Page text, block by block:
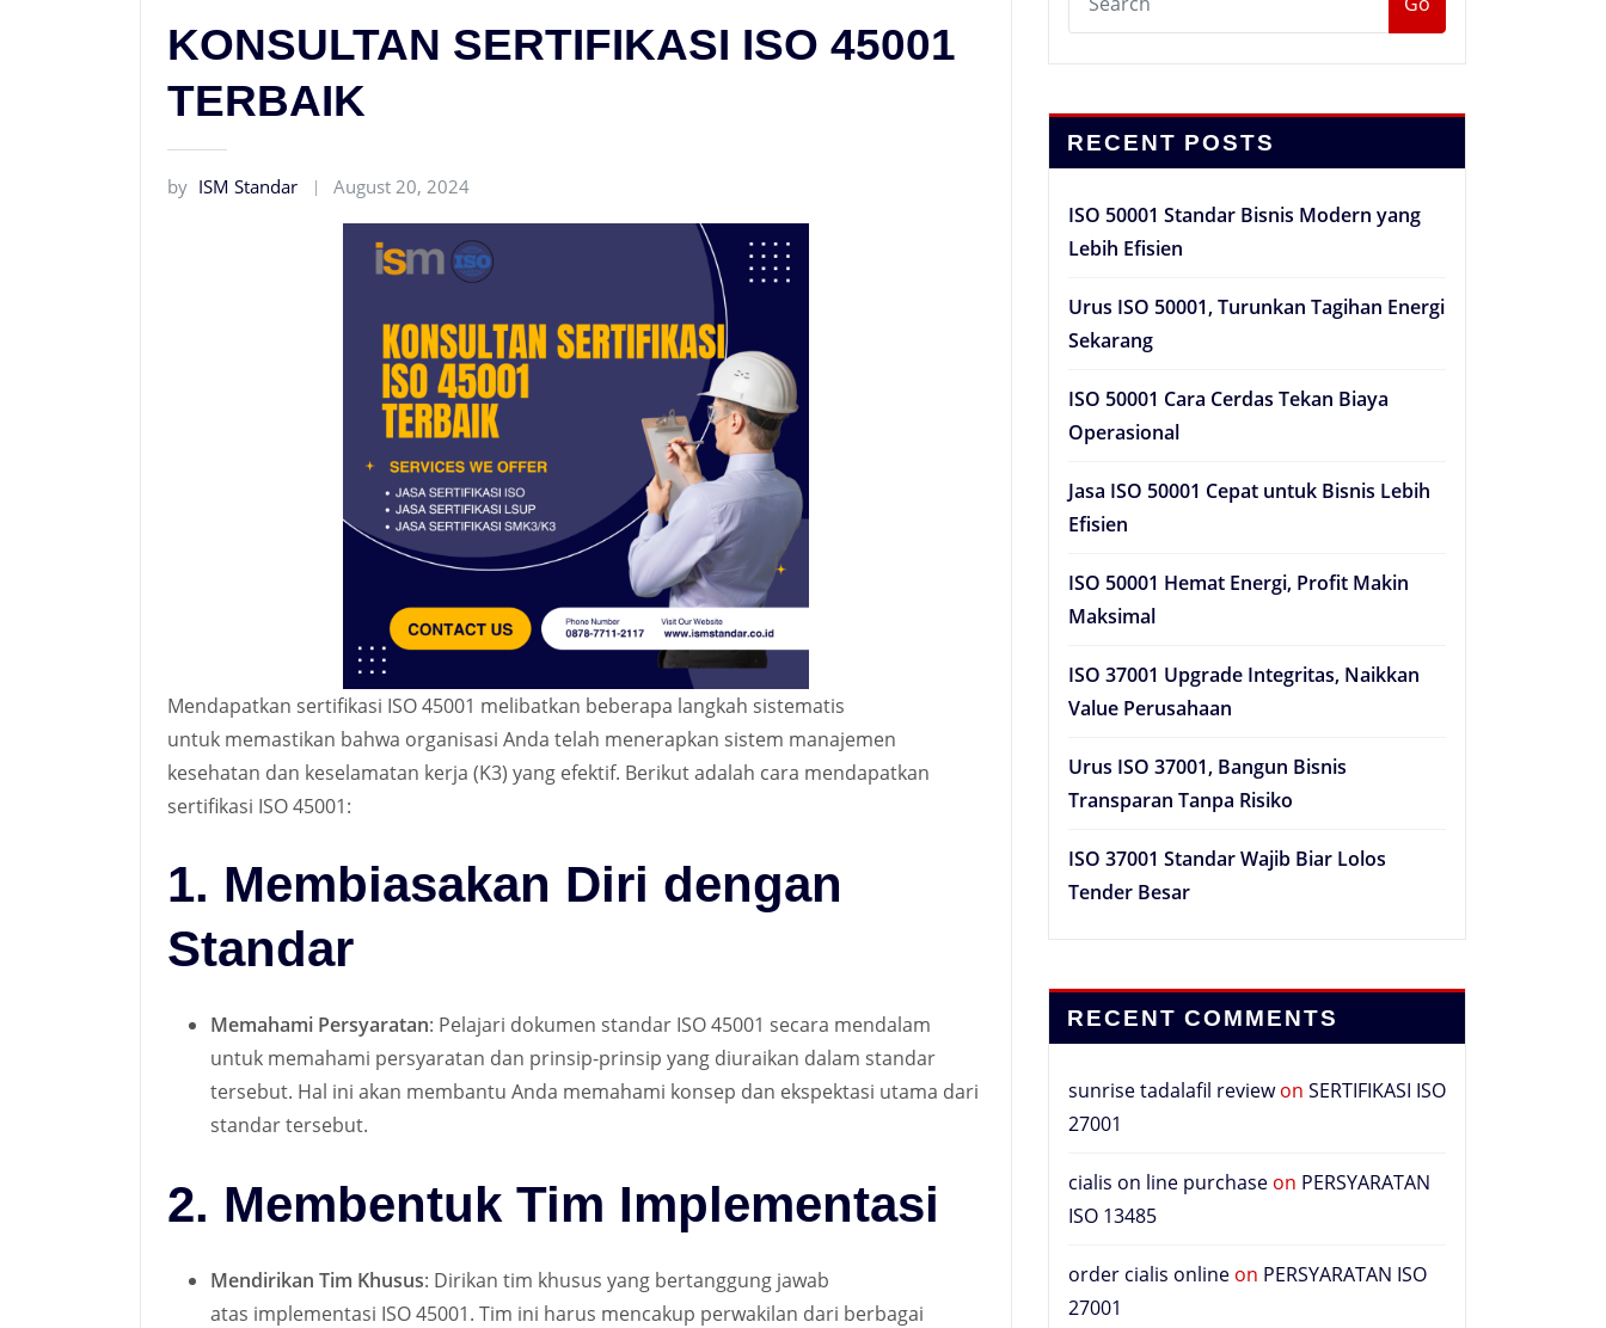
KONSULTAN SERTIFIKASI ISO 45001
TERBAIK
by ISM Standar August 20, 2024
Mendapatkan sertifikasi ISO 45001 melibatkan beberapa langkah sistematis
untuk memastikan bahwa organisasi Anda telah menerapkan sistem manajemen
kesehatan dan keselamatan kerja (K3) yang efektif. Berikut adalah cara mendapatkan
sertifikasi ISO 45001:
1. Membiasakan Diri dengan
Standar
Memahami Persyaratan: Pelajari dokumen standar ISO 45001 secara mendalam
untuk memahami persyaratan dan prinsip-prinsip yang diuraikan dalam standar
tersebut. Hal ini akan membantu Anda memahami konsep dan ekspektasi utama dari
standar tersebut.
2. Membentuk Tim Implementasi
Mendirikan Tim Khusus: Dirikan tim khusus yang bertanggung jawab
atas implementasi ISO 45001. Tim ini harus mencakup perwakilan dari berbagai
RECENT POSTS
ISO 50001 Standar Bisnis Modern yang
Lebih Efisien
Urus ISO 50001, Turunkan Tagihan Energi
Sekarang
ISO 50001 Cara Cerdas Tekan Biaya
Operasional
Jasa ISO 50001 Cepat untuk Bisnis Lebih
Efisien
ISO 50001 Hemat Energi, Profit Makin
Maksimal
ISO 37001 Upgrade Integritas, Naikkan
Value Perusahaan
Urus ISO 37001, Bangun Bisnis
Transparan Tanpa Risiko
ISO 37001 Standar Wajib Biar Lolos
Tender Besar
RECENT COMMENTS
sunrise tadalafil reviewon SERTIFIKASI ISO
27001
cialis on line purchase on PERSYARATAN
ISO 13485
order cialis online on PERSYARATAN ISO
27001